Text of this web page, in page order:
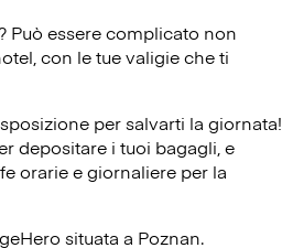
Può essere complicato non
con le tue valigie che ti
per salvarti la giornata!
depositare i tuoi bagagli, e
orarie e giornaliere per la
situata a Poznan.